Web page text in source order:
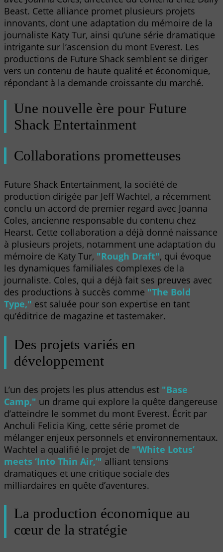
Beast. Cette alliance promet plusieurs projets
innovants, dont une adaptation du mémoire de la
journaliste Katy Tur, ainsi qu’une série dramatique
intrigante sur l’ascension du mont Everest. Les
productions de Future Shack semblent se diriger
vers un contenu de haute qualité et économique,
répondant à la demande croissante du marché.
Une nouvelle ère pour Future
Shack Entertainment
Collaborations prometteuses
Future Shack Entertainment, la société de
production dirigée par Jeff Wachtel, a récemment
conclu un accord de premier regard avec Joanna
Coles, ancienne responsable du contenu chez
Hearst. Cette collaboration a déjà donné naissance
à plusieurs projets, notamment une adaptation du
mémoire de Katy Tur, "Rough Draft", qui évoque
les dynamiques familiales complexes de la
journaliste. Coles, qui a déjà fait ses preuves avec
des productions à succès comme "The Bold
Type," est saluée pour son expertise en tant
qu’éditrice de magazine et tastemaker.
Des projets variés en
développement
L’un des projets les plus attendus est "Base
Camp," un drame qui explore la quête dangereuse
d’atteindre le sommet du mont Everest. Écrit par
Anchuli Felicia King, cette série promet de
mélanger enjeux personnels et environnementaux.
Wachtel a qualifié le projet de "’White Lotus’
meets ‘Into Thin Air,’" alliant tensions
dramatiques et une critique sociale des
milliardaires en quête d’aventures.
La production économique au
cœur de la stratégie